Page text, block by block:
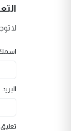
لا
تعليق